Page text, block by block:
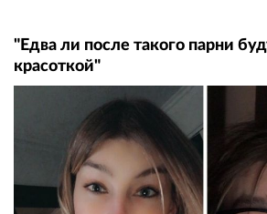
"Едва ли после такого парни
красоткой"